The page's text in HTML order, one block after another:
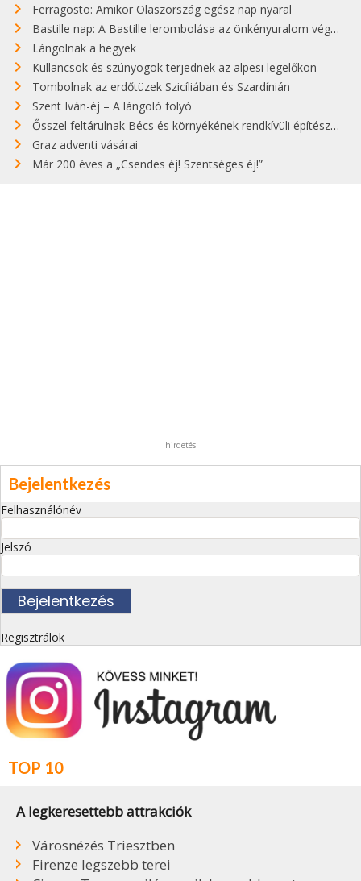
Ferragosto: Amikor Olaszország egész nap nyaral
Bastille nap: A Bastille lerombolása az önkényuralom végét jelentette
Lángolnak a hegyek
Kullancsok és szúnyogok terjednek az alpesi legelőkön
Tombolnak az erdőtüzek Szicíliában és Szardínián
Szent Iván-éj – A lángoló folyó
Ősszel feltárulnak Bécs és környékének rendkívüli építészeti kincsei
Graz adventi vásárai
Már 200 éves a „Csendes éj! Szentséges éj!”
hirdetés
Bejelentkezés
Felhasználónév
Jelszó
Regisztrálok
TOP 10
A legkeresettebb attrakciók
Városnézés Triesztben
Firenze legszebb terei